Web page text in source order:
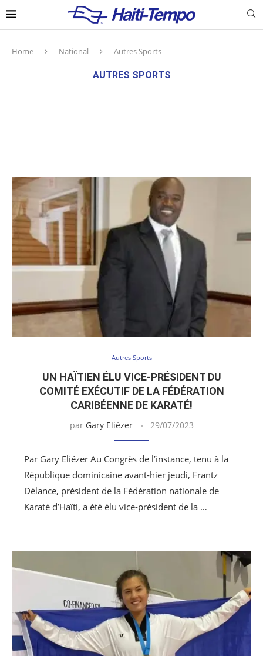
Home National Autres Sports
AUTRES SPORTS
Autres Sports
UN HAÏTIEN ÉLU VICE-PRÉSIDENT DU
COMITÉ EXÉCUTIF DE LA FÉDÉRATION
CARIBÉENNE DE KARATÉ!
par Gary Eliézer 29/07/2023
Par Gary Eliézer Au Congrès de l’instance, tenu à la
République dominicaine avant-hier jeudi, Frantz
Délance, président de la Fédération nationale de
Karaté d’Haïti, a été élu vice-président de la …